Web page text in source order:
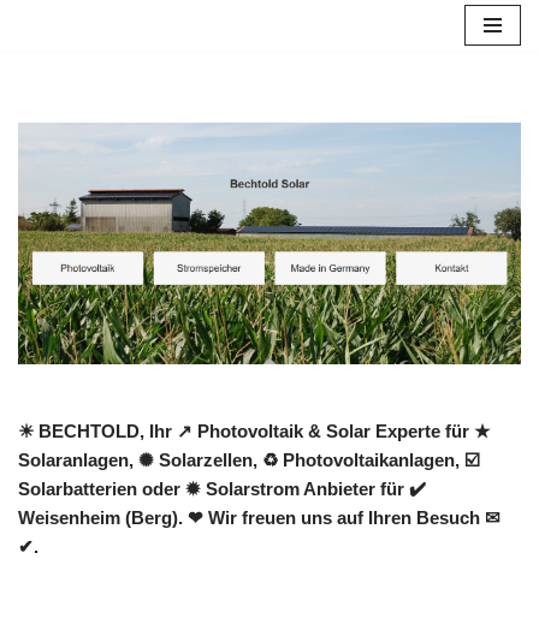
springen
☀ BECHTOLD, Ihr ↗️ Photovoltaik & Solar Experte für ★
Solaranlagen, ✺ Solarzellen, ♻ Photovoltaikanlagen, ☑️
Solarbatterien oder ✹ Solarstrom Anbieter für ✔️
Weisenheim (Berg). ❤ Wir freuen uns auf Ihren Besuch ✉
✔.